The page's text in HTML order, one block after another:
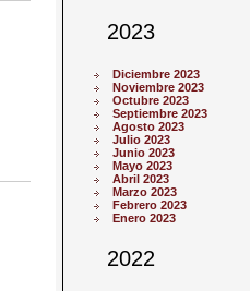
2023
Diciembre 2023
Noviembre 2023
Octubre 2023
Septiembre 2023
Agosto 2023
Julio 2023
Junio 2023
Mayo 2023
Abril 2023
Marzo 2023
Febrero 2023
Enero 2023
2022